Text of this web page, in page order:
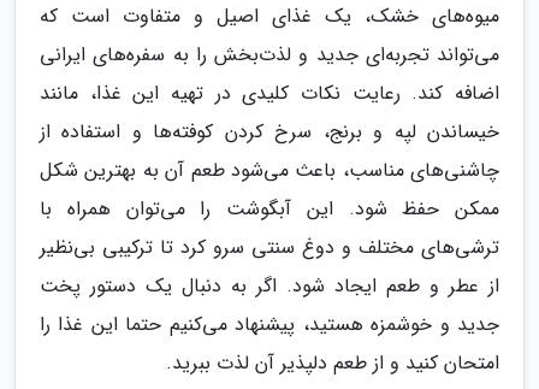
میوه‌های خشک، یک غذای اصیل و متفاوت است که
می‌تواند تجربه‌ای جدید و لذت‌بخش را به سفره‌های ایرانی
اضافه کند. رعایت نکات کلیدی در تهیه این غذا، مانند
خیساندن لپه و برنج، سرخ کردن کوفته‌ها و استفاده از
چاشنی‌های مناسب، باعث می‌شود طعم آن به بهترین شکل
ممکن حفظ شود. این آبگوشت را می‌توان همراه با
ترشی‌های مختلف و دوغ سنتی سرو کرد تا ترکیبی بی‌نظیر
از عطر و طعم ایجاد شود. اگر به دنبال یک دستور پخت
جدید و خوشمزه هستید، پیشنهاد می‌کنیم حتما این غذا را
امتحان کنید و از طعم دلپذیر آن لذت ببرید.